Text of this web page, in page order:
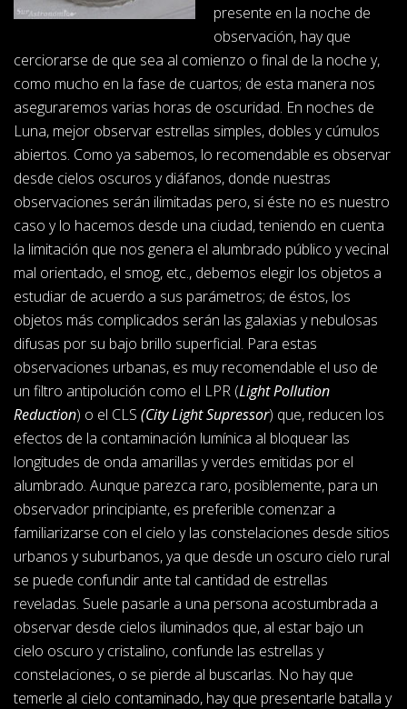
presente en la noche de
observación, hay que
cerciorarse de que sea al comienzo o final de la noche y,
como mucho en la fase de cuartos; de esta manera nos
aseguraremos varias horas de oscuridad. En noches de
Luna, mejor observar estrellas simples, dobles y cúmulos
abiertos. Como ya sabemos, lo recomendable es observar
desde cielos oscuros y diáfanos, donde nuestras
observaciones serán ilimitadas pero, si éste no es nuestro
caso y lo hacemos desde una ciudad, teniendo en cuenta
la limitación que nos genera el alumbrado público y vecinal
mal orientado, el smog, etc., debemos elegir los objetos a
estudiar de acuerdo a sus parámetros; de éstos, los
objetos más complicados serán las galaxias y nebulosas
difusas por su bajo brillo superficial. Para estas
observaciones urbanas, es muy recomendable el uso de
un filtro antipolución como el LPR (Light Pollution
Reduction) o el CLS (City Light Supressor) que, reducen los
efectos de la contaminación lumínica al bloquear las
longitudes de onda amarillas y verdes emitidas por el
alumbrado. Aunque parezca raro, posiblemente, para un
observador principiante, es preferible comenzar a
familiarizarse con el cielo y las constelaciones desde sitios
urbanos y suburbanos, ya que desde un oscuro cielo rural
se puede confundir ante tal cantidad de estrellas
reveladas. Suele pasarle a una persona acostumbrada a
observar desde cielos iluminados que, al estar bajo un
cielo oscuro y cristalino, confunde las estrellas y
constelaciones, o se pierde al buscarlas. No hay que
temerle al cielo contaminado, hay que presentarle batalla y